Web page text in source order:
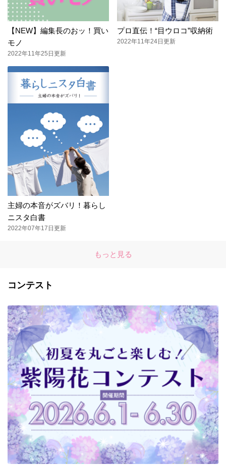
【NEW】編集長のおッ！買い
モノ
2022年11年25日更新
プロ直伝！“目ウロコ”収納術
2022年11年24日更新
主婦の本音がズバリ！暮らし
ニスタ白書
2022年07年17日更新
もっと見る
コンテスト